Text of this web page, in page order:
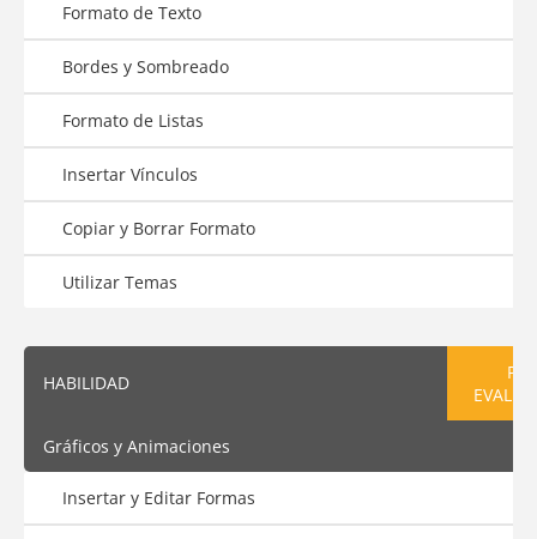
Formato de Texto
Bordes y Sombreado
Formato de Listas
Insertar Vínculos
Copiar y Borrar Formato
Utilizar Temas
HABILIDAD
Gráficos y Animaciones
Insertar y Editar Formas